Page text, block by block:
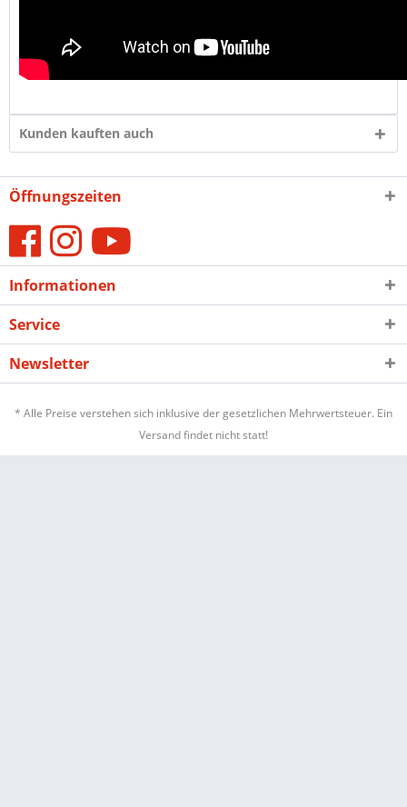
Kunden kauften auch
Öffnungszeiten
Informationen
Service
Newsletter
* Alle Preise verstehen sich inklusive der gesetzlichen Mehrwertsteuer. Ein
Versand findet nicht statt!